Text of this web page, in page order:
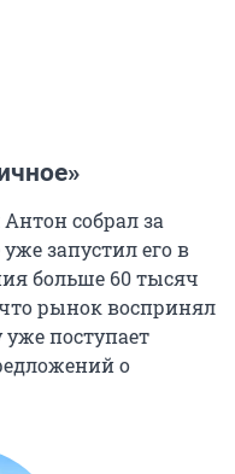
собрал за
запустил его в
больше 60 тысяч
рынок воспринял
поступает
о